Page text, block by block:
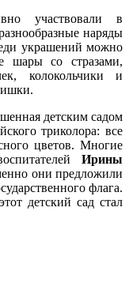
участвовали в
наряды
украшений можно
шары со стразами,
колокольчики и
детским садом
триколора: все
цветов. Многие
Ирины
они предложили
флага.
детский сад стал